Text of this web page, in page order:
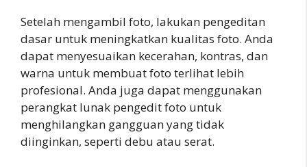
Setelah mengambil foto, lakukan pengeditan
dasar untuk meningkatkan kualitas foto. Anda
dapat menyesuaikan kecerahan, kontras, dan
warna untuk membuat foto terlihat lebih
profesional. Anda juga dapat menggunakan
perangkat lunak pengedit foto untuk
menghilangkan gangguan yang tidak
diinginkan, seperti debu atau serat.